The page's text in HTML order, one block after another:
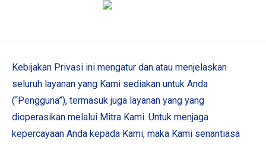
Kebijakan Privasi ini mengatur dan atau menjelaskan
seluruh layanan yang Kami sediakan untuk Anda
(“Pengguna”), termasuk juga layanan yang yang
dioperasikan melalui Mitra Kami. Untuk menjaga
kepercayaan Anda kepada Kami, maka Kami senantiasa